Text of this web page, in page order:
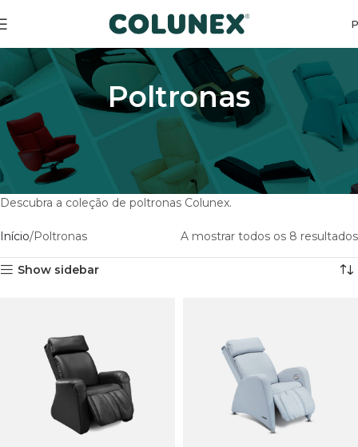
Poltronas
Descubra a coleção de poltronas Colunex.
Início Poltronas A mostrar todos os 8 resultados
Show sidebar